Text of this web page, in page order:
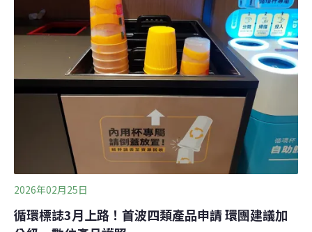
今天表示，展缸致力跳脫傳統框架，也會根據物種需求調
整，呼籲民眾參觀勿拍打缸體，關閉攝影器材的閃光燈。
台中海洋館的蓮型魚缸，跳脫傳統框架。有遊客發現，展
缸內的魚跳缸，摔在地上，民眾將魚隻跳缸影片上傳網
路，缸體設計引發討論。（中央社報導）
2026年02月25日
循環標誌3月上路！首波四類產品申請 環團建議加